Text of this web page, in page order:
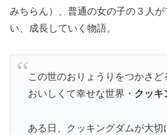
みちらん）、普通の女の子の３人
い、成長していく物語。
この世のおりょうりをつかさど
おいしくて幸せな世界・ クッキ
ある日、クッキングダムが大切